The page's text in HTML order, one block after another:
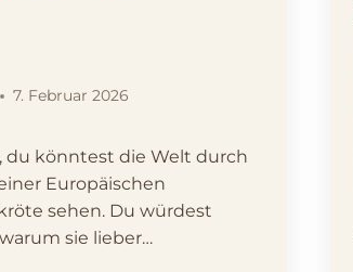
7. Februar 2026
du könntest die Welt durch
Europäischen
sehen. Du würdest
sie lieber…